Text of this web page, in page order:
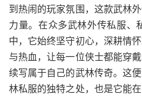
到热闹的玩家氛围，这款武林
力量。在众多武林外传私服、
中，它始终坚守初心，深耕情
与热血，让每一位侠士都能穿
续写属于自己的武林传奇。这
林私服的独特之处，也是它能